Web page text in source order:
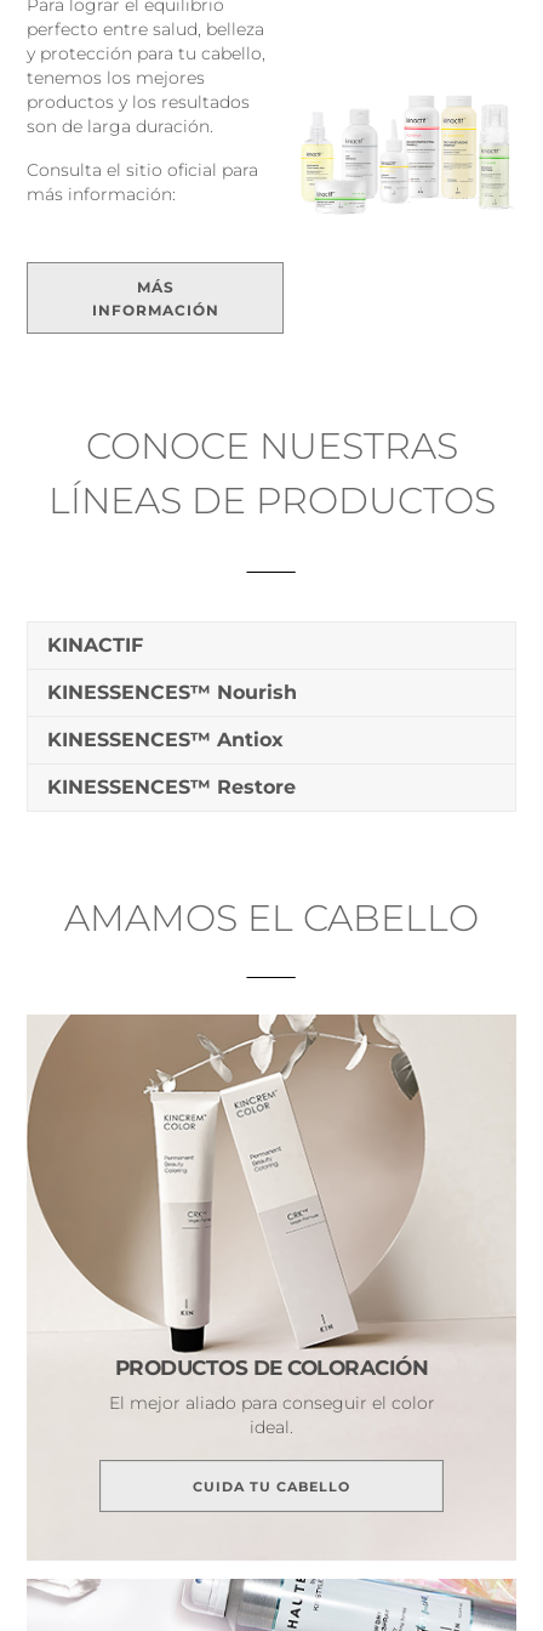
perfecto entre salud, belleza
y protección para tu cabello,
tenemos los mejores
productos y los resultados
son de larga duración.
Consulta el sitio oficial para
más información:
MÁS
INFORMACIÓN
CONOCE NUESTRAS
LÍNEAS DE PRODUCTOS
KINACTIF
KINESSENCES™ Nourish
KINESSENCES™ Antiox
KINESSENCES™ Restore
AMAMOS EL CABELLO
PRODUCTOS DE COLORACIÓN
El mejor aliado para conseguir el color
ideal.
CUIDA TU CABELLO